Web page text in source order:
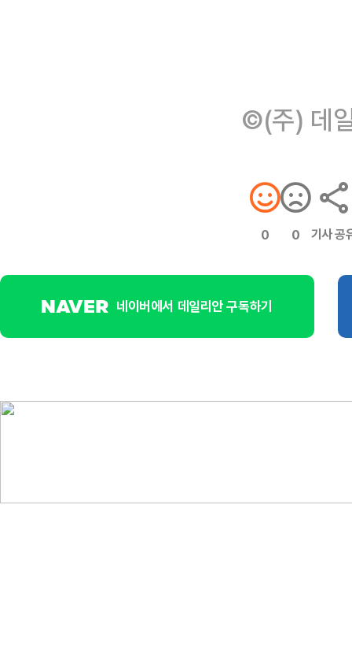
©(주) 데
0 0 기사 공
네이버에서 데일리안 구독하기